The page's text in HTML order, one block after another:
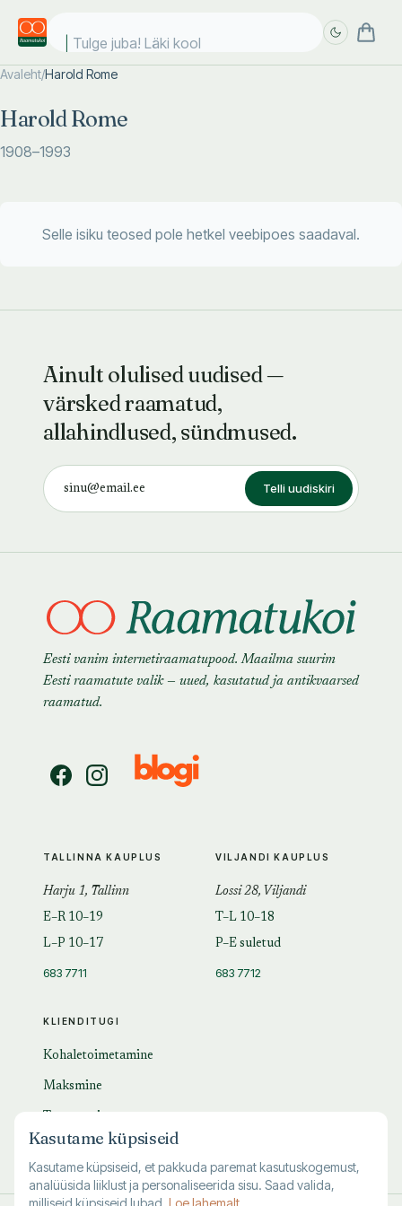
Tulge juba! Läki kooli
Avaleht/Harold Rome
Harold Rome
1908–1993
Selle isiku teosed pole hetkel veebipoes saadaval.
Ainult olulised uudised —
värsked raamatud,
allahindlused, sündmused.
Telli uudiskiri
Eesti vanim internetiraamatupood. Maailma suurim
Eesti raamatute valik — uued, kasutatud ja antikvaarsed
raamatud.
KLIENDITUGI
Kohaletoimetamine
Maksmine
KKK
TALLINNA KAUPLUS
Harju 1, Tallinn
E–R 10–19
L–P 10–17
683 7711
VILJANDI KAUPLUS
Lossi 28, Viljandi
T–L 10–18
P–E suletud
683 7712
Kasutame küpsiseid
Kasutame küpsiseid, et pakkuda paremat kasutuskogemust,
analüüsida liiklust ja personaliseerida sisu. Saad valida,
milliseid küpsiseid lubad. Loe lahemalt